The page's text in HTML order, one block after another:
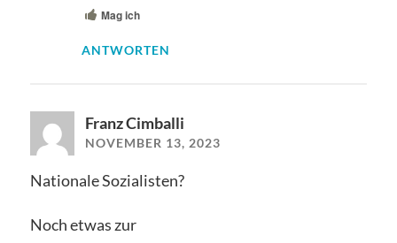
Mag ich
ANTWORTEN
Franz Cimballi
NOVEMBER 13, 2023
Nationale Sozialisten?
Noch etwas zur